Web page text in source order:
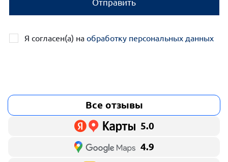
Отправить
Я согласен(а) на обработку персональных данных
Все отзывы
5.0
4.9